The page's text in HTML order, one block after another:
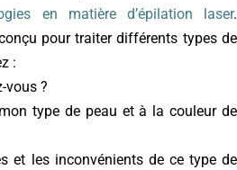
en matière d’épilation laser.
pour traiter différents types de
:
vous ?
type de peau et à la couleur de
et les inconvénients de ce type de